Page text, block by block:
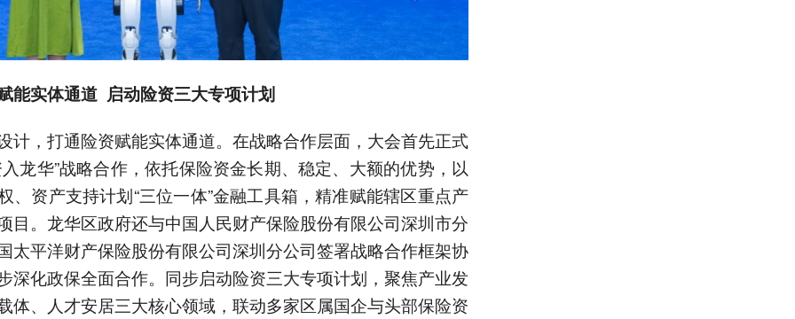
能实体通道 启动险资三大专项计划
计，打通险资赋能实体通道。在战略合作层面，大会首先正式
龙华”战略合作，依托保险资金长期、稳定、大额的优势，以
、资产支持计划“三位一体”金融工具箱，精准赋能辖区重点产
目。龙华区政府还与中国人民财产保险股份有限公司深圳市分
太平洋财产保险股份有限公司深圳分公司签署战略合作框架协
深化政保全面合作。同步启动险资三大专项计划，聚焦产业发
体、人才安居三大核心领域，联动多家区属国企与头部保险资